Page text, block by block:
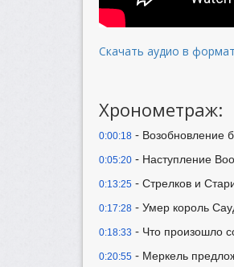
Скачать аудио в
Хронометраж:
0:00:18 - Возобновление
0:05:20 - Наступление
0:13:25 - Стрелков и
0:17:28 - Умер король
0:18:33 - Что произошло
0:20:55 - Меркель